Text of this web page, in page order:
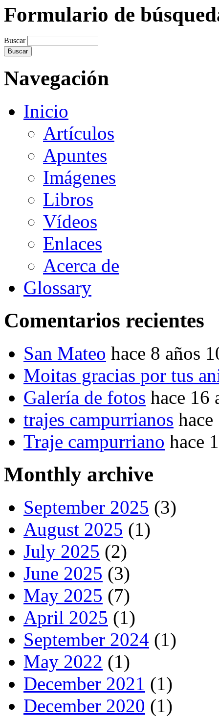
Formulario de
Buscar
Navegación
Inicio
Artículos
Apuntes
Imágenes
Libros
Vídeos
Enlaces
Acerca de
Glossary
Comentarios recientes
San Mateo hace 8 años
Moitas gracias por tus
Galería de fotos hace 16
trajes campurrianos
Traje campurriano hace
Monthly archive
September 2025 (3)
August 2025 (1)
July 2025 (2)
June 2025 (3)
May 2025 (7)
April 2025 (1)
September 2024 (1)
May 2022 (1)
December 2021 (1)
December 2020 (1)